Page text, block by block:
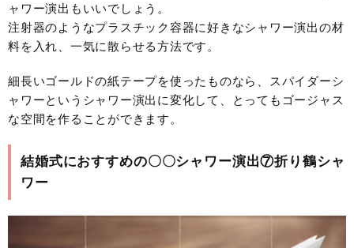
ャワー演出もいいでしょう。
注射器のようなプラスチック容器に好きなシャワー演出の材
料を入れ、一気に散らせる方法です。
細長いゴールドの紙テープを使ったものなら、スパイダーシ
ャワーというシャワー演出に変化して、とってもゴージャス
な空間を作ることができます。
結婚式におすすめの〇〇シャワー演出⑦折り鶴シャ
ワー